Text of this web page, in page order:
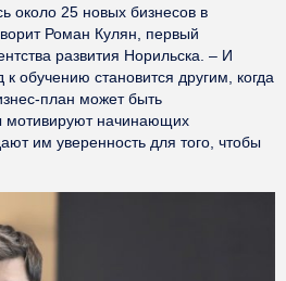
около 25 новых бизнесов в
Роман Кулян, первый
развития Норильска. – И
обучению становится другим, когда
план может быть
мотивируют начинающих
им уверенность для того, чтобы